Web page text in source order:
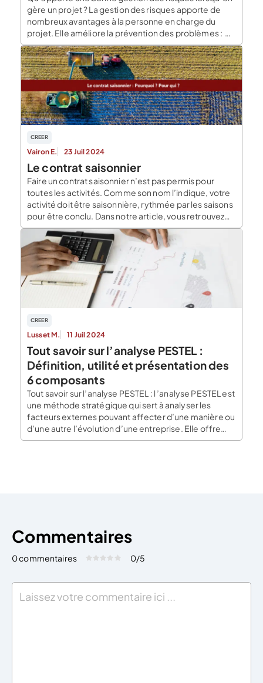
gère un projet ? La gestion des risques apporte de
nombreux avantages à la personne en charge du
projet. Elle améliore la prévention des problèmes : En
identifiant les risques dès le début du projet, l’équipe
projet peut prendre des mesures préventives pour
éviter que ces risques ne […]
CREER
Vairon E. 23 Juil 2024
Le contrat saisonnier
Faire un contrat saisonnier n’est pas permis pour
toutes les activités. Comme son nom l’indique, votre
activité doit être saisonnière, rythmée par les saisons
pour être conclu. Dans notre article, vous retrouvez
les caractéristiques propres de ce type de contrat
ainsi que les avantages mais aussi les obligations de
l’employeur. Qu’est-ce qu’un contrat saisonnier ? […]
CREER
Lusset M. 11 Juil 2024
Tout savoir sur l’analyse PESTEL :
Définition, utilité et présentation des
6 composants
Tout savoir sur l’analyse PESTEL : l ’analyse PESTEL est
une méthode stratégique qui sert à analyser les
facteurs externes pouvant affecter d’une manière ou
d’une autre l’évolution d’une entreprise. Elle offre
une connaissance détaillée du macro-
Commentaires
0 commentaires Évaluez cet article:
0/5